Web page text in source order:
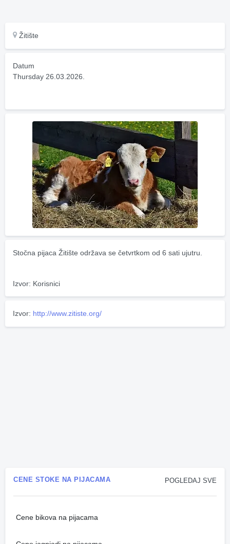
Žitište
Datum
Thursday 26.03.2026.
Stočna pijaca Žitište održava se četvrtkom od 6 sati ujutru.
Izvor: Korisnici
Izvor: http://www.zitiste.org/
POGLEDAJ SVE
CENE STOKE NA PIJACAMA
Cene bikova na pijacama